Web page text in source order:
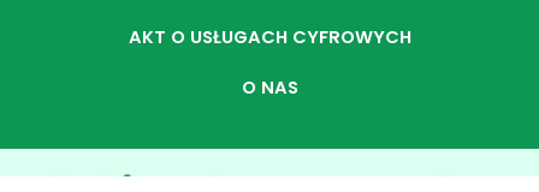
AKT O USŁUGACH CYFROWYCH
O NAS